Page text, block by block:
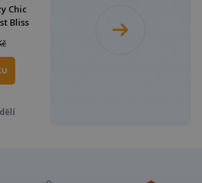
Chic
Bliss